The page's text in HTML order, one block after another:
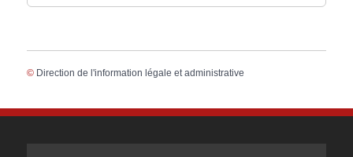
© Direction de l'information légale et administrative